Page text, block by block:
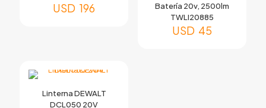
USD 196
Batería 20v, 2500lm
TWLI20885
USD 45
Linterna DEWALT
DCL050 20V